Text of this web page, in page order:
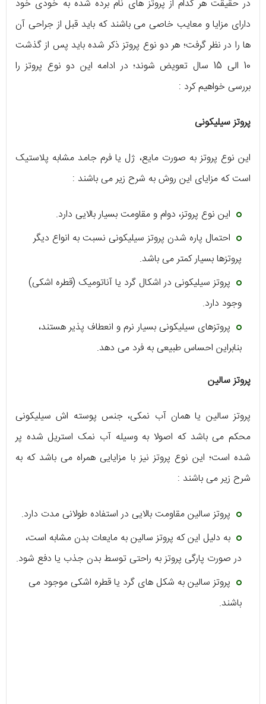
در حقیقت هر کدام از پروتز های نام برده شده به خودی خود
دارای مزایا و معایب خاصی می باشند که باید قبل از جراحی آن
ها را در نظر گرفت؛ هر دو نوع پروتز ذکر شده باید پس از گذشت
10 الی 15 سال تعویض شوند؛ در ادامه این دو نوع پروتز را
بررسی خواهیم کرد :
پروتز سیلیکونی
این نوع پروتز به صورت مایع، ژل یا فرم جامد مشابه پلاستیک
است که مزایای این روش به شرح زیر می باشند :
این نوع پروتز، دوام و مقاومت بسیار بالایی دارد.
احتمال پاره شدن پروتز سیلیکونی نسبت به انواع دیگر
پروتزها بسیار کمتر می باشد.
پروتز سیلیکونی در اشکال گرد یا آناتومیک (قطره اشکی)
وجود دارد.
پروتزهای سیلیکونی بسیار نرم و انعطاف پذیر هستند،
بنابراین احساس طبیعی به فرد می دهد.
پروتز سالین
پروتز سالین یا همان آب نمکی، جنس پوسته اش سیلیکونی
محکم می باشد که اصولا به وسیله آب نمک استریل شده پر
شده است؛ این نوع پروتز نیز با مزایایی همراه می باشد که به
شرح زیر می باشند :
پروتز سالین مقاومت بالایی در استفاده طولانی مدت دارد.
به دلیل این که پروتز سالین به مایعات بدن مشابه است،
در صورت پارگی پروتز به راحتی توسط بدن جذب یا دفع شود.
پروتز سالین به شکل های گرد یا قطره اشکی موجود می
باشند.